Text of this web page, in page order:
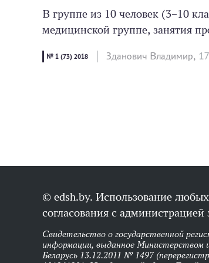
В группе из 10 человек (3–10
медицинской группе, занятия
№ 1 (73) 2018 Зданович Владимир,
© edsh.by. Использование любых
согласования с
Свидетельство о государственной
информации, выданное Министерством
Беларусь 13.12.2011 № 1497